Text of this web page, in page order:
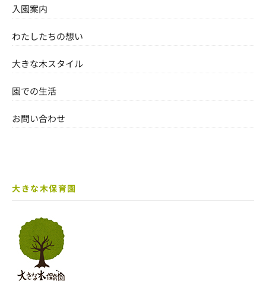
入園案内
わたしたちの想い
大きな木スタイル
園での生活
お問い合わせ
大きな木保育園